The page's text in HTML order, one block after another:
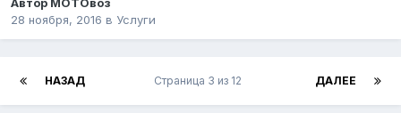
Автор МОТОвоз
28 ноября, 2016 в Услуги
НАЗАД ДАЛЕЕ
Страница 3 из 12